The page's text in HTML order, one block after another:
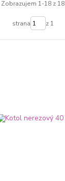
Zobrazujem 1-18 z 18
strana z 1